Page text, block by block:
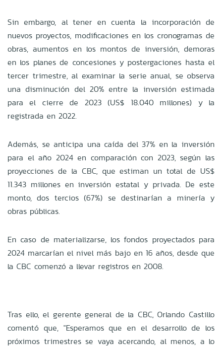
Sin embargo, al tener en cuenta la incorporación de
nuevos proyectos, modificaciones en los cronogramas de
obras, aumentos en los montos de inversión, demoras
en los planes de concesiones y postergaciones hasta el
tercer trimestre, al examinar la serie anual, se observa
una disminución del 20% entre la inversión estimada
para el cierre de 2023 (US$ 18.040 millones) y la
registrada en 2022.
Además, se anticipa una caída del 37% en la inversión
para el año 2024 en comparación con 2023, según las
proyecciones de la CBC, que estiman un total de US$
11.343 millones en inversión estatal y privada. De este
monto, dos tercios (67%) se destinarían a minería y
obras públicas.
En caso de materializarse, los fondos proyectados para
2024 marcarían el nivel más bajo en 16 años, desde que
la CBC comenzó a llevar registros en 2008.
Tras ello, el gerente general de la CBC, Orlando Castillo
comentó que, "Esperamos que en el desarrollo de los
próximos trimestres se vaya acercando, al menos, a lo